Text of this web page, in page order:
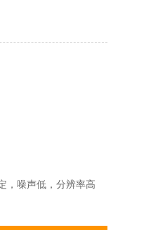
噪声低，分辨率高